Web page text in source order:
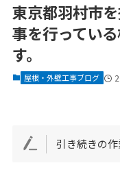
東京都羽村市
事を行ってい
す。
屋根・外壁工事ブログ
引き続きの作